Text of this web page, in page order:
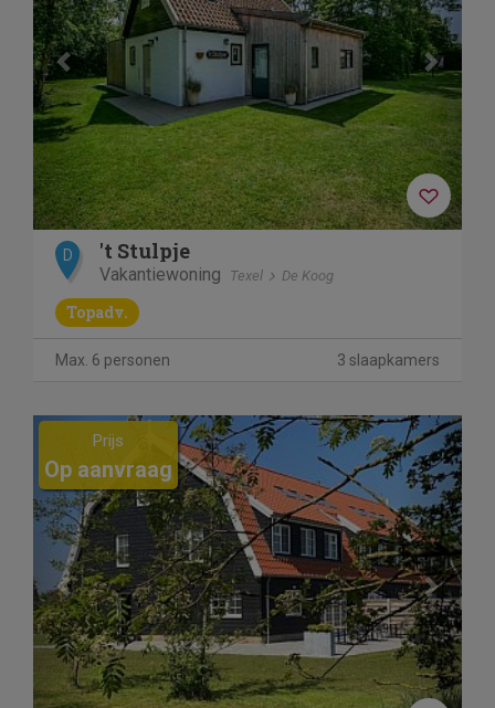
D 't Stulpje
Vakantiewoning Texel De Koog
Topadv.
Max. 6 personen 3 slaapkamers
Previous Next
Prijs
Op aanvraag